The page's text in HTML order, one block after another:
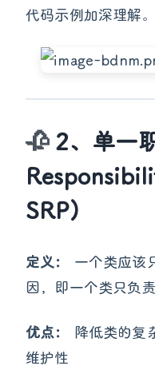
代码示例加深理解。
2、单一
SRP)
定义：
一个类应该
因，即一个类只负
优点：
降低类的复
维护性